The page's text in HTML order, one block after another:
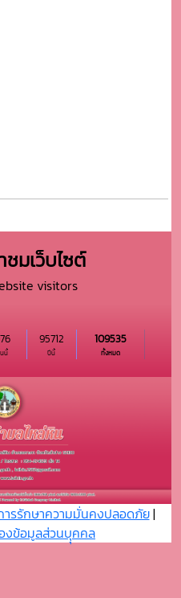
ชมเว็บไซต์
visitors
นี้ ปีนี้
95712
ทั้งหมด
109535
ารรักษาความมั่นคงปลอดภัย|
งข้อมูลส่วนบุุคคล